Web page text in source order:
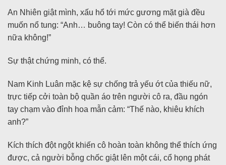
An Nhiên giật mình, xấu hổ tới mức gương mặt già đều
muốn nổ tung: “Anh… buông tay! Còn có thể biến thái hơn
nữa không!”
Sự thật chứng minh, có thể.
Nam Kinh Luân mặc kệ sự chống trả yếu ớt của thiếu nữ,
trực tiếp cởi toàn bộ quần áo trên người cô ra, đầu ngón
tay chạm vào đỉnh hoa mẫn cảm: “Thế nào, khiêu khích
anh?”
Kích thích đột ngột khiến cô hoàn toàn không thể thích ứng
được, cả người bỗng chốc giật lên một cái, cổ họng phát